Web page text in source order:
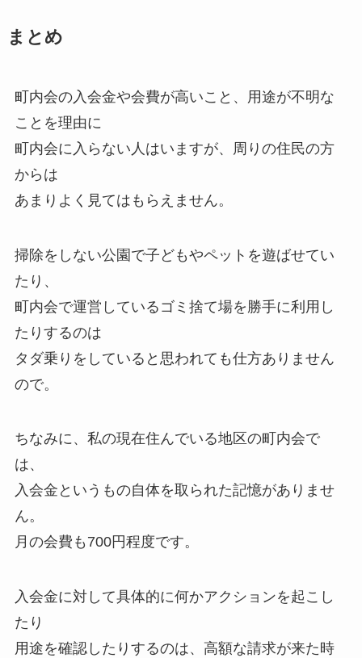
まとめ
町内会の入会金や会費が高いこと、用途が不明な
ことを理由に
町内会に入らない人はいますが、周りの住民の方
からは
あまりよく見てはもらえません。
掃除をしない公園で子どもやペットを遊ばせてい
たり、
町内会で運営しているゴミ捨て場を勝手に利用し
たりするのは
タダ乗りをしていると思われても仕方ありません
ので。
ちなみに、私の現在住んでいる地区の町内会で
は、
入会金というもの自体を取られた記憶がありませ
ん。
月の会費も700円程度です。
入会金に対して具体的に何かアクションを起こし
たり
用途を確認したりするのは、高額な請求が来た時